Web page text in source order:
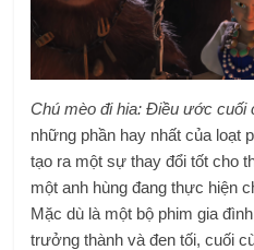
Chú mèo đi hia: Điều ước cuối
những phần hay nhất của loạt
tạo ra một sự thay đổi tốt cho
một anh hùng đang thực hiện
Mặc dù là một bộ phim gia
trưởng thành và đen tối, cuối